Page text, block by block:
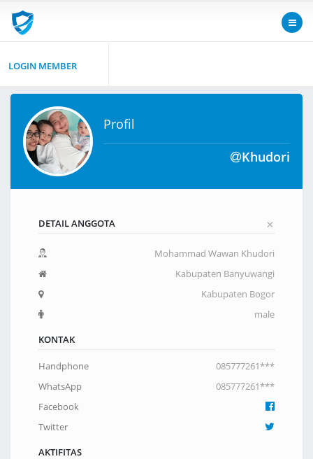
LOGIN MEMBER
Profil
Khudori
DETAIL ANGGOTA +
Mohammad Wawan Khudori
Kabupaten Banyuwangi
Kabupaten Bogor
male
KONTAK
Handphone
085777261***
WhatsApp
085777261***
Facebook
Twitter
AKTIFITAS